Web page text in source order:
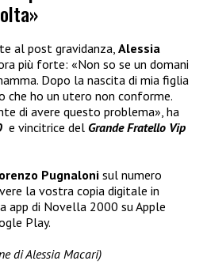
al post gravidanza, Alessia
più forte: «Non so se un domani
Dopo la nascita di mia figlia
che ho un utero non conforme.
di avere questo problema», ha
e vincitrice del Grande Fratello Vip
Pugnaloni sul numero
la vostra copia digitale in
app di Novella 2000 su Apple
Play.
di Alessia Macari)